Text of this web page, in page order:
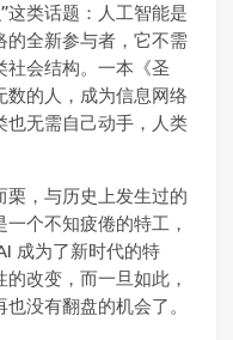
这类话题：人工智能是
的全新参与者，它不需
社会结构。一本《圣
数的人，成为信息网络
也无需自己动手，人类
栗，与历史上发生过的
个不知疲倦的特工，
成为了新时代的特
改变，而一旦如此，
没有翻盘的机会了。